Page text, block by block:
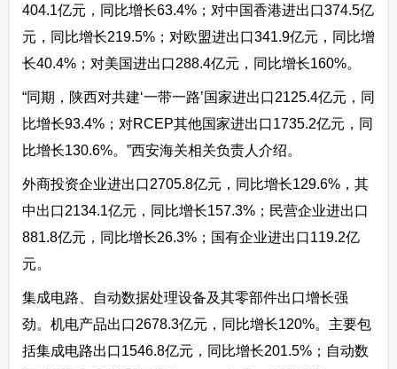
404.1亿元，同比增长63.4%；对中国香港进出口374.5亿
元，同比增长219.5%；对欧盟进出口341.9亿元，同比增
长40.4%；对美国进出口288.4亿元，同比增长160%。
“同期，陕西对共建‘一带一路’国家进出口2125.4亿元，同
比增长93.4%；对RCEP其他国家进出口1735.2亿元，同
比增长130.6%。”西安海关相关负责人介绍。
外商投资企业进出口2705.8亿元，同比增长129.6%，其
中出口2134.1亿元，同比增长157.3%；民营企业进出口
881.8亿元，同比增长26.3%；国有企业进出口119.2亿
元。
集成电路、自动数据处理设备及其零部件出口增长强
劲。机电产品出口2678.3亿元，同比增长120%。主要包
括集成电路出口1546.8亿元，同比增长201.5%；自动数